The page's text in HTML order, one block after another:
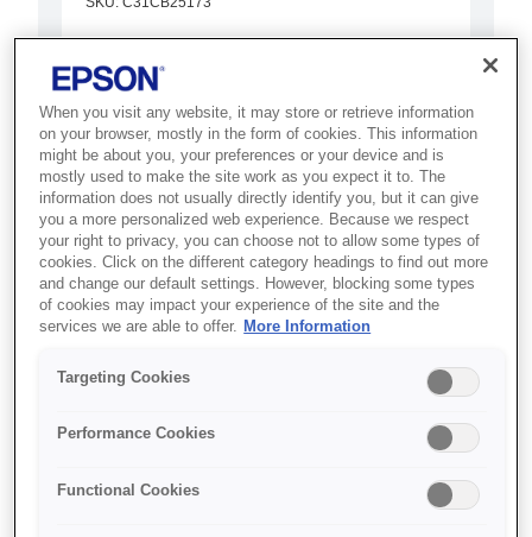
TM-H6000IV (173):
Powered USB, w/o
PS, ECW
Düşük toplam sahip olma
maliyetine sahip tek bir kompakt
cihazda rakiplerine kıyasla daha
kaliteli gri ton makbuz baskısı, fiş
baskısı ve çek işleme özelliği.
Çekleri işleme koyun
When you visit any website, it may store or retrieve information
on your browser, mostly in the form of cookies. This information
might be about you, your preferences or your device and is
mostly used to make the site work as you expect it to. The
information does not usually directly identify you, but it can give
you a more personalized web experience. Because we respect
your right to privacy, you can choose not to allow some types of
cookies. Click on the different category headings to find out more
and change our default settings. However, blocking some types
of cookies may impact your experience of the site and the
services we are able to offer. More Information
Targeting Cookies
Performance Cookies
Functional Cookies